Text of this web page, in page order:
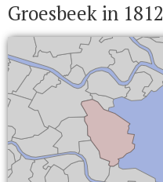
Groesbeek in 1812